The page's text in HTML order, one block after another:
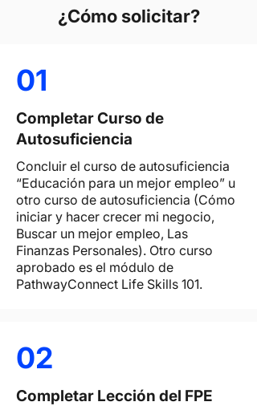
¿Cómo solicitar?
01
Completar Curso de
Autosuficiencia
Concluir el curso de autosuficiencia
“Educación para un mejor empleo” u
otro curso de autosuficiencia (Cómo
iniciar y hacer crecer mi negocio,
Buscar un mejor empleo, Las
Finanzas Personales). Otro curso
aprobado es el módulo de
PathwayConnect Life Skills 101.
02
Completar Lección del FPE